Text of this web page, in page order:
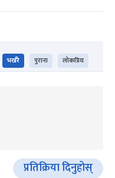
भर्खरै पुराना लोकप्रिय
प्रतिक्रिया दिनुहोस्